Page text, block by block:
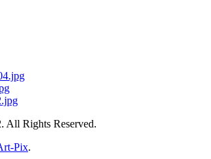
All Rights Reserved.
Pix.